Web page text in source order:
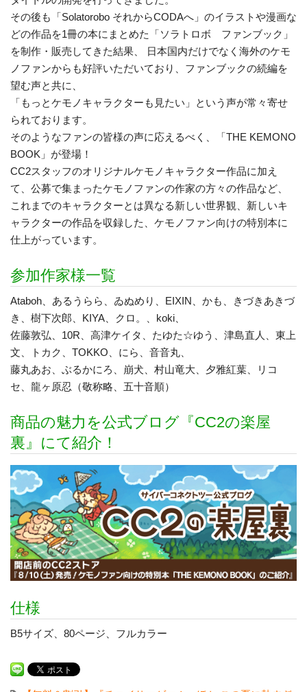
その後も「Solatorobo それからCODAへ」のイラストや漫画な
どの作品を1冊の本にまとめた「ソラトロボ ファンブック」
を制作・販売してきた結果、 日本国内だけでなく海外のケモ
ノファンからも好評いただいており、ファンブックの続編を
望む声と共に、
「もっとケモノキャラクターも見たい」という声が常々寄せ
られております。
そのようなファンの皆様の声に応えるべく、「THE KEMONO
BOOK」が登場！
CC2スタッフのオリジナルケモノキャラクター作品に加え
て、公募で集まったケモノファンの作家の方々の作品など、
これまでのキャラクターとは異なる新しい世界観、新しいキ
ャラクターの作品を収録した、ケモノファン向けの特別本に
仕上がっています。
参加作家様一覧
Ataboh、あるうらら、ゐぬめり、EIXIN、かも、きづきあきづ
き、樹下次郎、KIYA、クロ。、koki、
佐藤敦弘、10R、高津ケイタ、たゆた☆ゆう、津島直人、東上
文、トカク、TOKKO、にら、音音丸、
藤丸あお、ぶるかにろ、崩犬、村山竜大、夕雅紅葉、リコ
セ、龍ヶ原忍（敬称略、五十音順）
商品の魅力を公式ブログ『CC2の楽屋
裏』にて紹介！
仕様
B5サイズ、80ページ、フルカラー